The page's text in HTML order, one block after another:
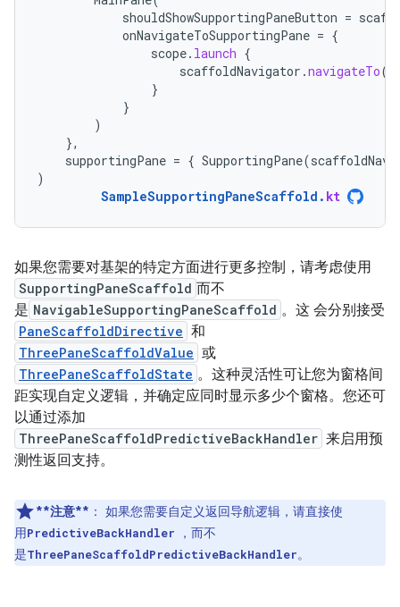
shouldShowSupportingPaneButton =
onNavigateToSupportingPane = {
scope. launch {
scaffoldNavigator .navigateTo(
}
}
)
},
supportingPane = { SupportingPane(
)
SampleSupportingPaneScaffold . kt
如果您需要对基架的特定方面进行更多控制，请考虑使用
SupportingPaneScaffold 而不
是 NavigableSupportingPaneScaffold 。这 会分别接受
PaneScaffoldDirective 和
ThreePaneScaffoldValue 或
ThreePaneScaffoldState 。这种灵活性可让您为窗格间
距实现自定义逻辑，并确定应同时显示多少个窗格。您还可
以通过添加
ThreePaneScaffoldPredictiveBackHandler 来启用预
测性返回支持。
**注意** ： 如果您需要自定义返回导航逻辑，请直接使
用PredictiveBackHandler
，而不
是ThreePaneScaffoldPredictiveBackHandler。